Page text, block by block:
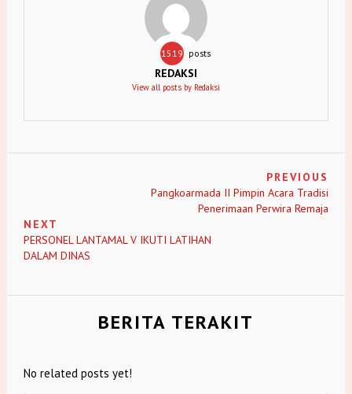
1519 posts
REDAKSI
View all posts by Redaksi
PREVIOUS
Pangkoarmada II Pimpin Acara Tradisi
Penerimaan Perwira Remaja
NEXT
PERSONEL LANTAMAL V IKUTI LATIHAN
DALAM DINAS
BERITA TERAKIT
No related posts yet!